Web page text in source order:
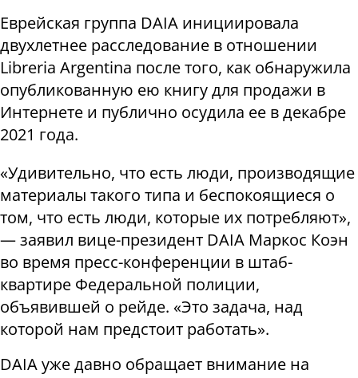
Еврейская группа DAIA инициировала
двухлетнее расследование в отношении
Libreria Argentina после того, как обнаружила
опубликованную ею книгу для продажи в
Интернете и публично осудила ее в декабре
2021 года.
«Удивительно, что есть люди, производящие
материалы такого типа и беспокоящиеся о
том, что есть люди, которые их потребляют»,
— заявил вице-президент DAIA Маркос Коэн
во время пресс-конференции в штаб-
квартире Федеральной полиции,
объявившей о рейде. «Это задача, над
которой нам предстоит работать».
DAIA уже давно обращает внимание на